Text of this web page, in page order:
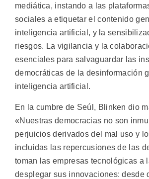
mediática, instando a las
sociales a etiquetar el contenido
inteligencia artificial, y la
riesgos. La vigilancia y la
esenciales para salvaguardar las
democráticas de la desinformación
inteligencia artificial.
En la cumbre de Seúl, Blinken dio
«Nuestras democracias no son
perjuicios derivados del mal uso y
incluidas las repercusiones de las
toman las empresas tecnológicas a
desplegar sus innovaciones: desde